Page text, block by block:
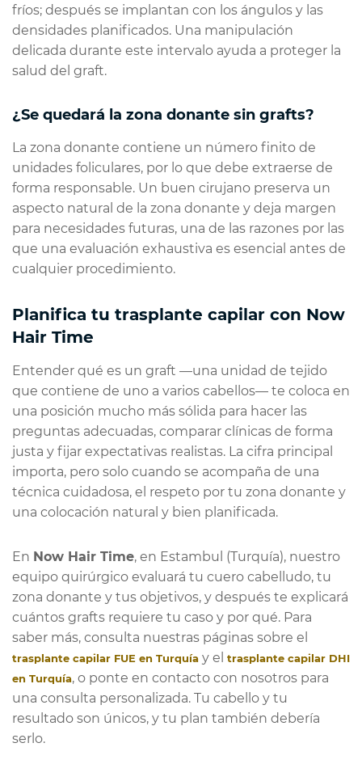
fríos; después se implantan con los ángulos y las
densidades planificados. Una manipulación
delicada durante este intervalo ayuda a proteger la
salud del graft.
¿Se quedará la zona donante sin grafts?
La zona donante contiene un número finito de
unidades foliculares, por lo que debe extraerse de
forma responsable. Un buen cirujano preserva un
aspecto natural de la zona donante y deja margen
para necesidades futuras, una de las razones por las
que una evaluación exhaustiva es esencial antes de
cualquier procedimiento.
Planifica tu trasplante capilar con Now
Hair Time
Entender qué es un graft —una unidad de tejido
que contiene de uno a varios cabellos— te coloca en
una posición mucho más sólida para hacer las
preguntas adecuadas, comparar clínicas de forma
justa y fijar expectativas realistas. La cifra principal
importa, pero solo cuando se acompaña de una
técnica cuidadosa, el respeto por tu zona donante y
una colocación natural y bien planificada.
En Now Hair Time, en Estambul (Turquía), nuestro
equipo quirúrgico evaluará tu cuero cabelludo, tu
zona donante y tus objetivos, y después te explicará
cuántos grafts requiere tu caso y por qué. Para
saber más, consulta nuestras páginas sobre el
trasplante capilar FUE en Turquía y el trasplante capilar DHI
en Turquía, o ponte en contacto con nosotros para
una consulta personalizada. Tu cabello y tu
resultado son únicos, y tu plan también debería
serlo.